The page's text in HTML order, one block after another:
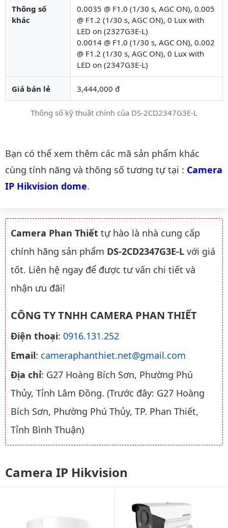
Thông số kỹ thuật chính của DS-2CD2347G3E-L
Thông số
khác
0.0035 @ F1.0 (1/30 s, AGC ON), 0.005
@ F1.2 (1/30 s, AGC ON), 0 Lux with
LED on (2327G3E-L)
0.0014 @ F1.0 (1/30 s, AGC ON), 0.002
@ F1.2 (1/30 s, AGC ON), 0 Lux with
LED on (2347G3E-L)
Giá bán lẻ 3,444,000 đ
Danh mục liên quan
Bạn có thể xem thêm các mã sản phẩm khác
cùng tính năng và thông số tương tự tại : Camera
IP Hikvision dome.
Camera Phan Thiết tự hào là nhà cung cấp
chính hãng sản phẩm DS-2CD2347G3E-L với giá
tốt. Liên hệ ngay để được tư vấn chi tiết và
nhận ưu đãi!
CÔNG TY TNHH CAMERA PHAN THIẾT
Điện thoại: 0916.131.252
Email: cameraphanthiet.net@gmail.com
Địa chỉ: G27 Hoàng Bích Sơn, Phường Phú
Thủy, Tỉnh Lâm Đồng. (Trước đây: G27 Hoàng
Bích Sơn, Phường Phú Thủy, TP. Phan Thiết,
Tỉnh Bình Thuận)
Camera IP Hikvision